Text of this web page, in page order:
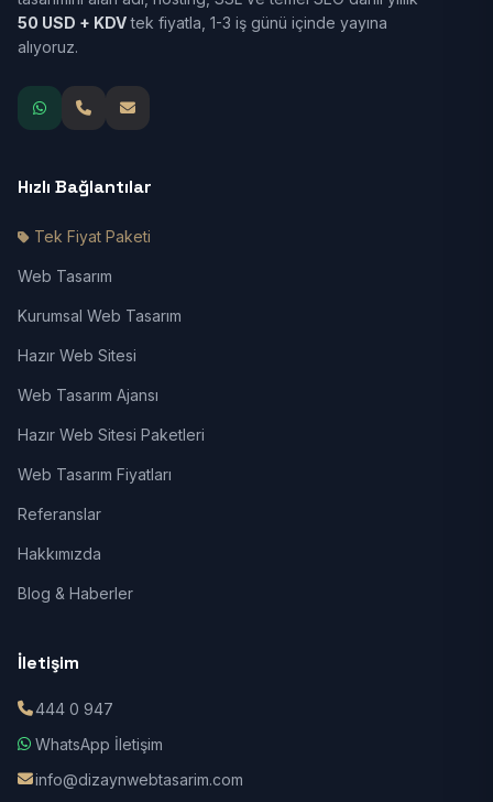
50 USD + KDVtek fiyatla, 1-3 iş günü içinde yayına
alıyoruz.
Hızlı Bağlantılar
Tek Fiyat Paketi
Web Tasarım
Kurumsal Web Tasarım
Hazır Web Sitesi
Web Tasarım Ajansı
Hazır Web Sitesi Paketleri
Web Tasarım Fiyatları
Referanslar
Hakkımızda
Blog & Haberler
İletişim
444 0 947
WhatsApp İletişim
info@dizaynwebtasarim.com